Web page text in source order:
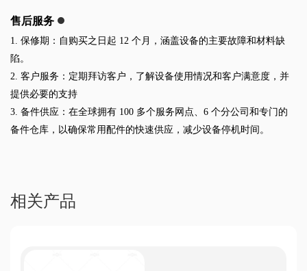
售后服务
1. 保修期：自购买之日起 12 个月，涵盖设备的主要故障和材料缺
陷。
2. 客户服务：定期拜访客户，了解设备使用情况和客户满意度，并
提供必要的支持
3. 备件供应：在全球拥有 100 多个服务网点、6 个分公司和专门的
备件仓库，以确保常用配件的快速供应，减少设备停机时间。
相关产品